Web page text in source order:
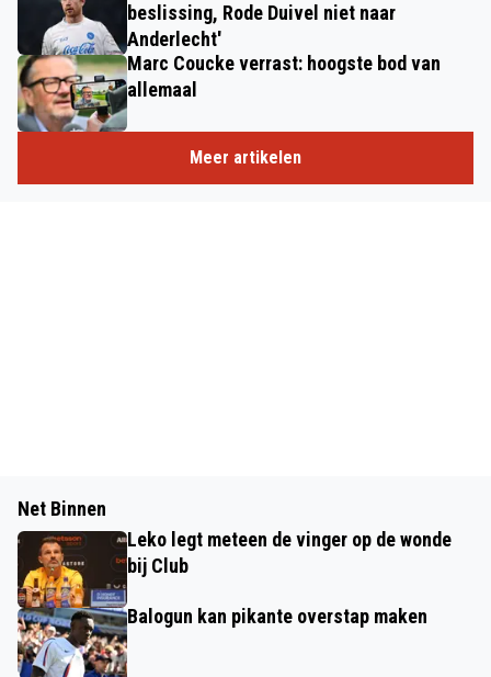
beslissing, Rode Duivel niet naar
Anderlecht'
Marc Coucke verrast: hoogste bod van
allemaal
Meer artikelen
Net Binnen
Leko legt meteen de vinger op de wonde
bij Club
Balogun kan pikante overstap maken